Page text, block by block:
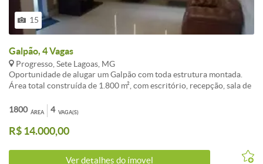
15
Galpão, 4 Vagas
Progresso, Sete Lagoas, MG
Oportunidade de alugar um Galpão com toda estrutura montada.
Área total construída de 1.800 m², com escritório, recepção, sala de
sala de TI, com espaços climatizados, para seu maior conforto.
Estacionamento para clientes na porta, com localização
privilegiada, acesso para duas ruas. Ideal para empresas, oficina
opção de locação separado, podendo ser apenas escritório ou
ÁREA
1800 VAGA(S)
4
R$ 14.000,00
Ver detalhes do ímovel